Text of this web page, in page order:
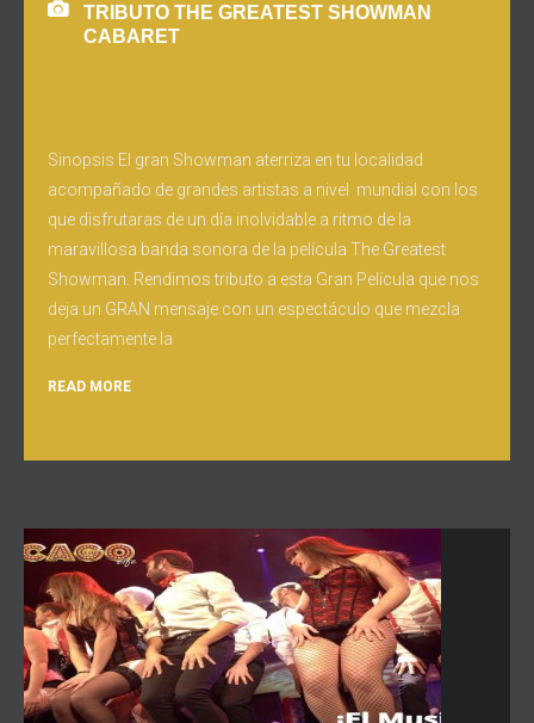
TRIBUTO THE GREATEST SHOWMAN
CABARET
Sinopsis El gran Showman aterriza en tu localidad
acompañado de grandes artistas a nivel mundial con los
que disfrutaras de un día inolvidable a ritmo de la
maravillosa banda sonora de la película The Greatest
Showman. Rendimos tributo a esta Gran Película que nos
deja un GRAN mensaje con un espectáculo que mezcla
perfectamente la
READ MORE